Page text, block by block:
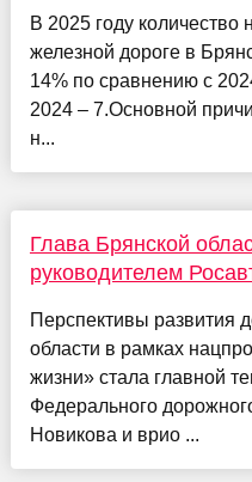
В 2025 году количество
железной дороге в
14% по сравнению с
2024 – 7.Основной
н...
Глава Брянской
руководителем
Перспективы развития
области в рамках
жизни» стала главной
Федерального
Новикова и врио ...